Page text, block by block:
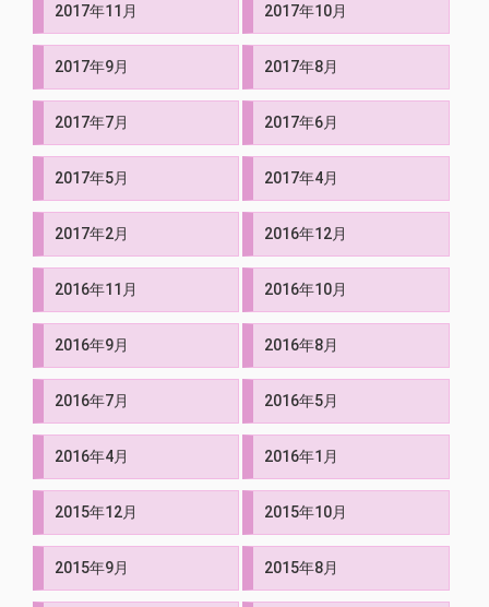
2017年11月 2017年10月
2017年9月 2017年8月
2017年7月 2017年6月
2017年5月 2017年4月
2017年2月 2016年12月
2016年11月 2016年10月
2016年9月 2016年8月
2016年7月 2016年5月
2016年4月 2016年1月
2015年12月 2015年10月
2015年9月 2015年8月